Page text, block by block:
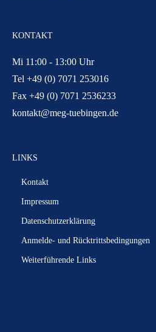
KONTAKT
Mi 11:00 - 13:00 Uhr
Tel +49 (0) 7071 253016
Fax +49 (0) 7071 2536233
kontakt@meg-tuebingen.de
LINKS
Kontakt
Impressum
Datenschutzerklärung
Anmelde- und Rücktrittsbedingungen
Weiterführende Links